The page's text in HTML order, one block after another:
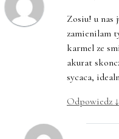
Zosiu! u nas
zamienilam
karmel ze
akurat
sycaca,
Odpowiedz ↓